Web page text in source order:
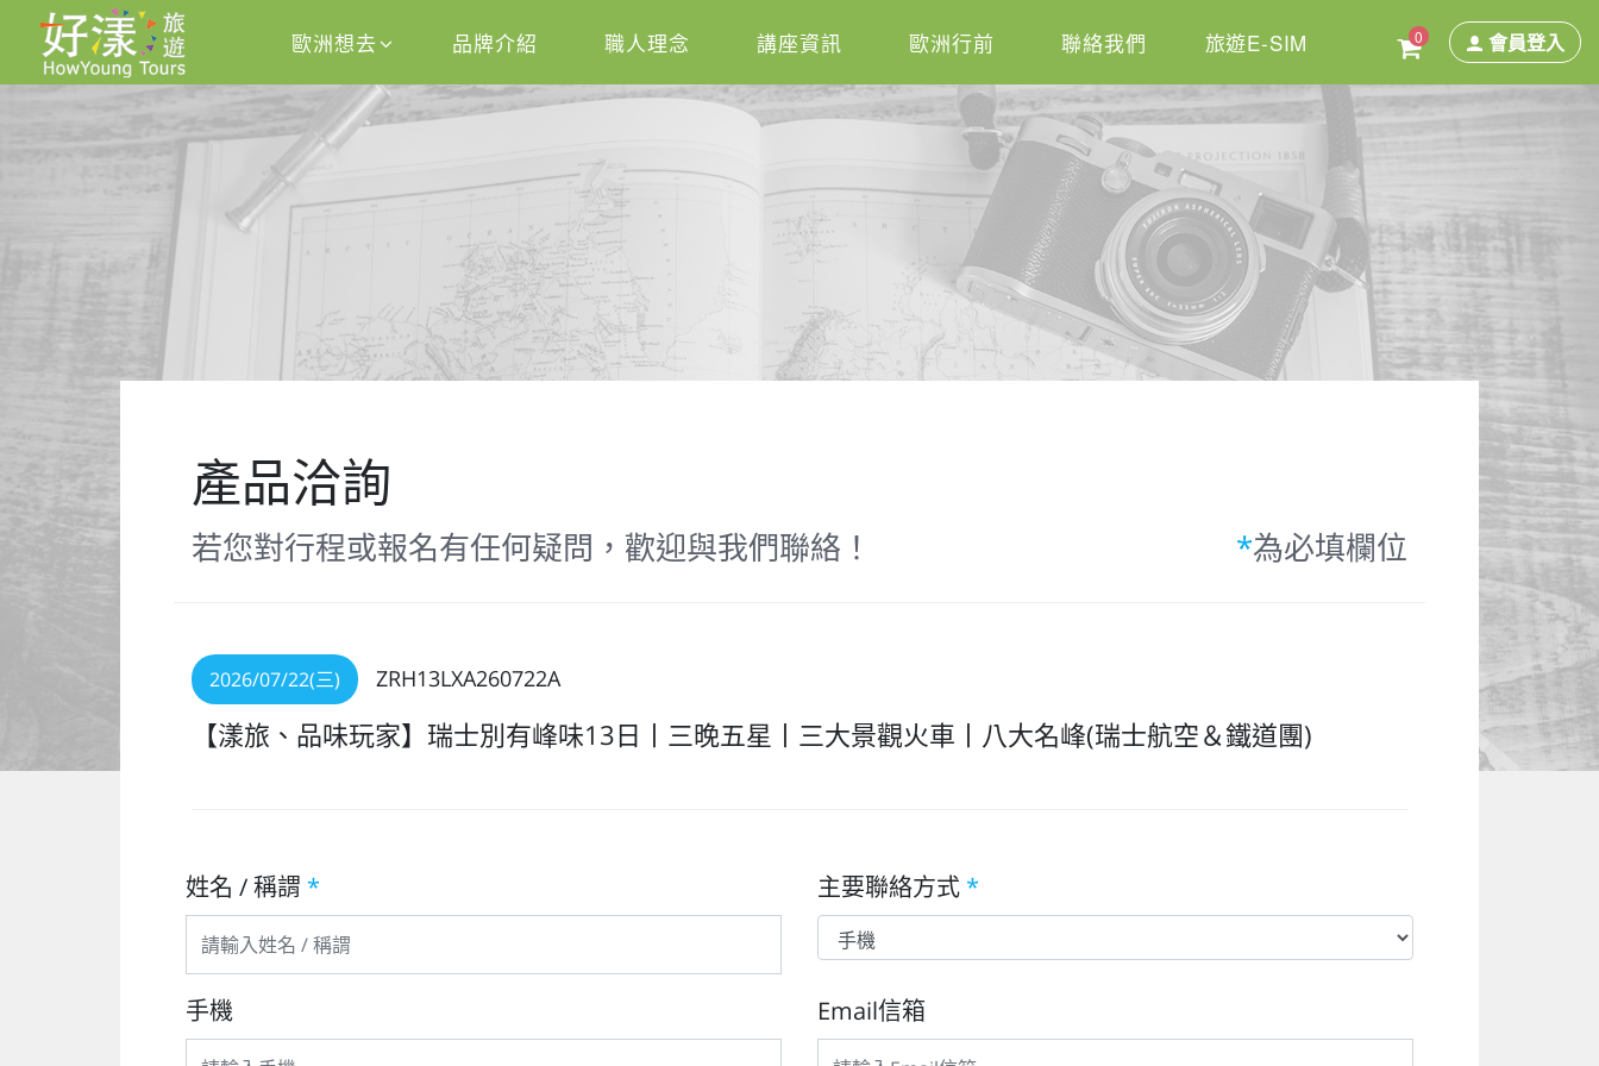
歐洲想去 品牌介紹 職人理念 講座資訊 歐洲行前 聯絡我們 旅遊E-SIM 0 會員登入
產品洽詢
若您對行程或報名有任何疑問，歡迎與我們聯絡！ *為必填欄位
2026/07/22(三) ZRH13LXA260722A
【漾旅、品味玩家】瑞士別有峰味13日丨三晚五星丨三大景觀火車丨八大名峰(瑞士航空＆鐵道團)
姓名 / 稱謂 * 主要聯絡方式 *
手機 Email信箱